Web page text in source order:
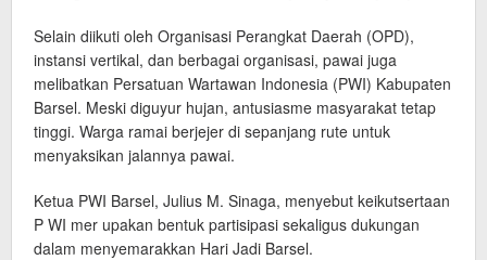
Selain diikuti oleh Organisasi Perangkat Daerah (OPD),
instansi vertikal, dan berbagai organisasi, pawai juga
melibatkan Persatuan Wartawan Indonesia (PWI) Kabupaten
Barsel. Meski diguyur hujan, antusiasme masyarakat tetap
tinggi. Warga ramai berjejer di sepanjang rute untuk
menyaksikan jalannya pawai.
Ketua PWI Barsel, Julius M. Sinaga, menyebut keikutsertaan
P WI mer upakan bentuk partisipasi sekaligus dukungan
dalam menyemarakkan Hari Jadi Barsel.